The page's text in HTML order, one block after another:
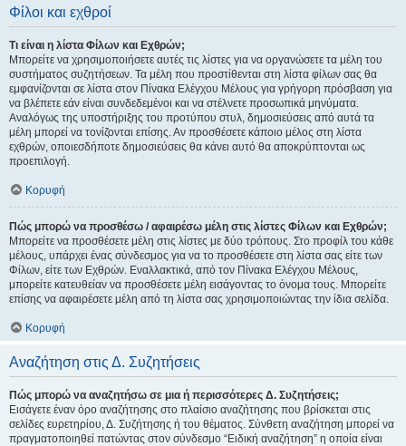
Φίλοι και εχθροί
Τι είναι η λίστα Φίλων και Εχθρών;
Μπορείτε να χρησιμοποιήσετε αυτές τις λίστες για να οργανώσετε τα μέλη του
συστήματος συζητήσεων. Τα μέλη που προστίθενται στη λίστα φίλων σας θα
εμφανίζονται σε λίστα στον Πίνακα Ελέγχου Μέλους για γρήγορη πρόσβαση για
να βλέπετε εάν είναι συνδεδεμένοι και να στέλνετε προσωπικά μηνύματα.
Αναλόγως της υποστήριξης του προτύπου στυλ, δημοσιεύσεις από αυτά τα
μέλη μπορεί να τονίζονται επίσης. Αν προσθέσετε κάποιο μέλος στη λίστα
εχθρών, οποιεσδήποτε δημοσιεύσεις θα κάνει αυτό θα αποκρύπτονται ως
προεπιλογή.
Κορυφή
Πώς μπορώ να προσθέσω / αφαιρέσω μέλη στις λίστες Φίλων και Εχθρών;
Μπορείτε να προσθέσετε μέλη στις λίστες με δύο τρόπους. Στο προφίλ του κάθε
μέλους, υπάρχει ένας σύνδεσμος για να το προσθέσετε στη λίστα σας είτε των
Φίλων, είτε των Εχθρών. Εναλλακτικά, από τον Πίνακα Ελέγχου Μέλους,
μπορείτε κατευθείαν να προσθέσετε μέλη εισάγοντας το όνομα τους. Μπορείτε
επίσης να αφαιρέσετε μέλη από τη λίστα σας χρησιμοποιώντας την ίδια σελίδα.
Κορυφή
Αναζήτηση στις Δ. Συζητήσεις
Πώς μπορώ να αναζητήσω σε μια ή περισσότερες Δ. Συζητήσεις;
Εισάγετε έναν όρο αναζήτησης στο πλαίσιο αναζήτησης που βρίσκεται στις
σελίδες ευρετηρίου, Δ. Συζήτησης ή του θέματος. Σύνθετη αναζήτηση μπορεί να
πραγματοποιηθεί πατώντας στον σύνδεσμο “Ειδική αναζήτηση” η οποία είναι